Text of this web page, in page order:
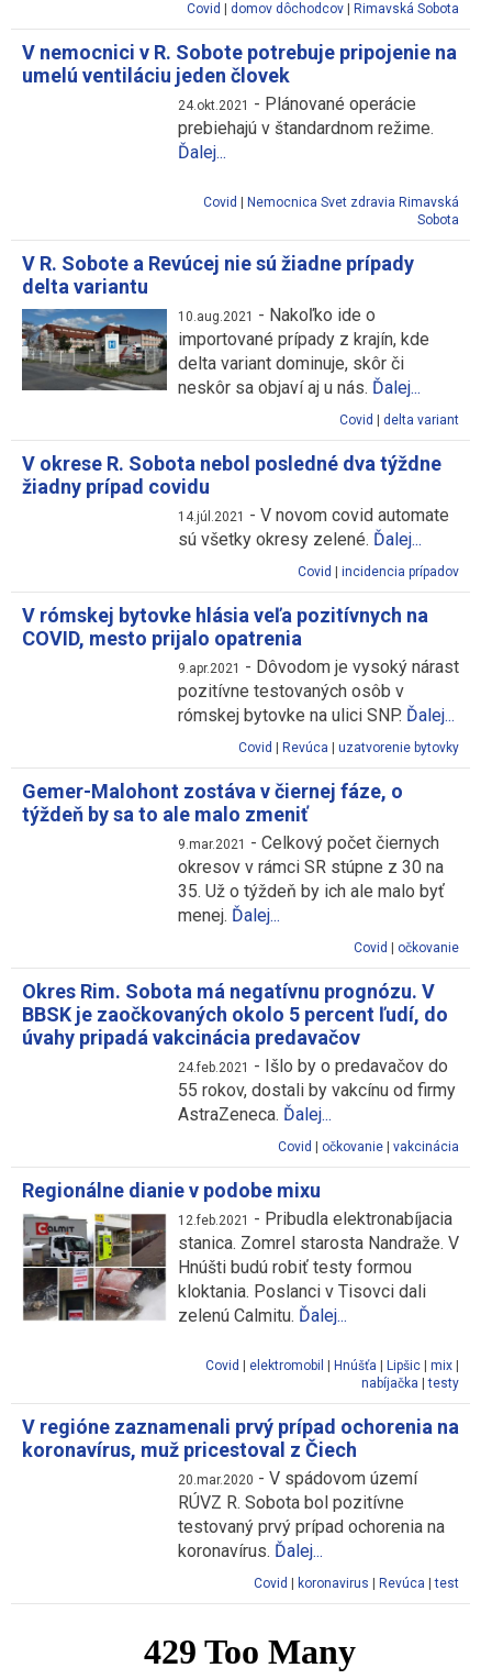
Covid domov dôchodcov Rimavská Sobota
V nemocnici v R. Sobote potrebuje pripojenie na
umelú ventiláciu jeden človek
24.okt.2021 - Plánované operácie
prebiehajú v štandardnom režime.
Ďalej...
Covid
Nemocnica Svet zdravia Rimavská
Sobota
V R. Sobote a Revúcej nie sú žiadne prípady
delta variantu
10.aug.2021 - Nakoľko ide o
importované prípady z krajín, kde
delta variant dominuje, skôr či
neskôr sa objaví aj u nás. Ďalej...
Covid delta variant
V okrese R. Sobota nebol posledné dva týždne
žiadny prípad covidu
14.júl.2021 - V novom covid automate
sú všetky okresy zelené. Ďalej...
Covid incidencia prípadov
V rómskej bytovke hlásia veľa pozitívnych na
COVID, mesto prijalo opatrenia
9.apr.2021 - Dôvodom je vysoký nárast
pozitívne testovaných osôb v
rómskej bytovke na ulici SNP. Ďalej...
Covid Revúca uzatvorenie bytovky
Gemer-Malohont zostáva v čiernej fáze, o
týždeň by sa to ale malo zmeniť
9.mar.2021 - Celkový počet čiernych
okresov v rámci SR stúpne z 30 na
35. Už o týždeň by ich ale malo byť
menej. Ďalej...
Covid očkovanie
Okres Rim. Sobota má negatívnu prognózu. V
BBSK je zaočkovaných okolo 5 percent ľudí, do
úvahy pripadá vakcinácia predavačov
24.feb.2021 - Išlo by o predavačov do
55 rokov, dostali by vakcínu od firmy
AstraZeneca. Ďalej...
Covid očkovanie vakcinácia
Regionálne dianie v podobe mixu
12.feb.2021 - Pribudla elektronabíjacia
stanica. Zomrel starosta Nandraže. V
Hnúšti budú robiť testy formou
kloktania. Poslanci v Tisovci dali
zelenú Calmitu. Ďalej...
Covid elektromobil Hnúšťa Lipšic mix
nabíjačka |testy
V regióne zaznamenali prvý prípad ochorenia na
koronavírus, muž pricestoval z Čiech
20.mar.2020 - V spádovom území
RÚVZ R. Sobota bol pozitívne
testovaný prvý prípad ochorenia na
koronavírus. Ďalej...
Covid koronavirus Revúca |test